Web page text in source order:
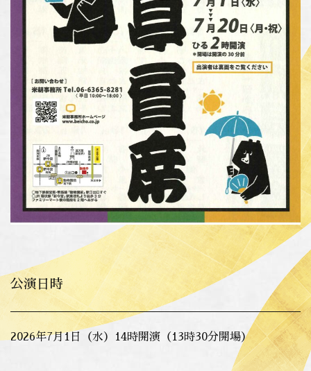
公演日時
2026年7月1日（水）14時開演（13時30分開場）